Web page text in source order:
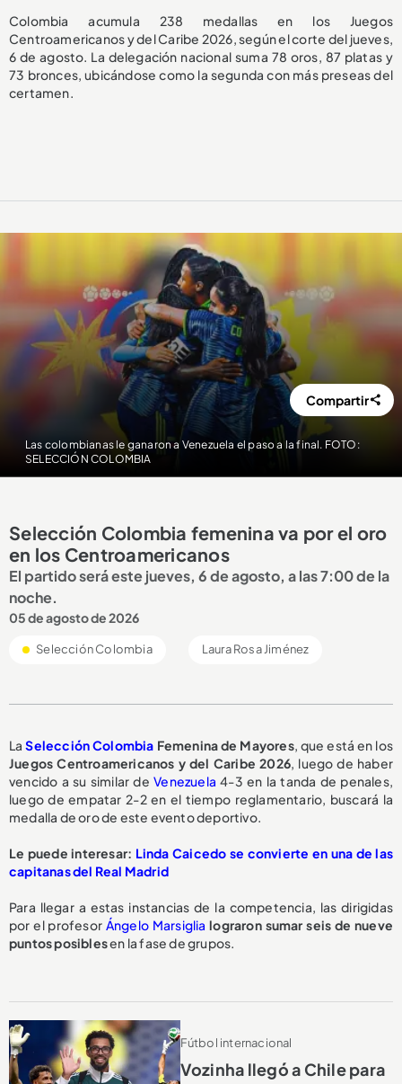
Colombia acumula 238 medallas en los Juegos
Centroamericanos y del Caribe 2026, según el corte del jueves,
6 de agosto. La delegación nacional suma 78 oros, 87 platas y
73 bronces, ubicándose como la segunda con más preseas del
certamen.
Las colombianas le ganaron a Venezuela el paso a la final. FOTO:
SELECCIÓN COLOMBIA
Compartir
Selección Colombia femenina va por el oro
en los Centroamericanos
El partido será este jueves, 6 de agosto, a las 7:00 de la
noche.
05 de agosto de 2026
Selección Colombia Laura Rosa Jiménez
LaSelección Colombia Femenina de Mayores, que está en los
Juegos Centroamericanos y del Caribe 2026, luego de haber
vencido a su similar deVenezuela 4-3 en la tanda de penales,
luego de empatar 2-2 en el tiempo reglamentario, buscará la
medalla de oro de este evento deportivo.
Le puede interesar: Linda Caicedo se convierte en una de las
capitanas del Real Madrid
Para llegar a estas instancias de la competencia, las dirigidas
por el profesor Ángelo Marsiglia lograron sumar seis de nueve
puntos posiblesen la fase de grupos.
Fútbol internacional
Vozinha llegó a Chile para